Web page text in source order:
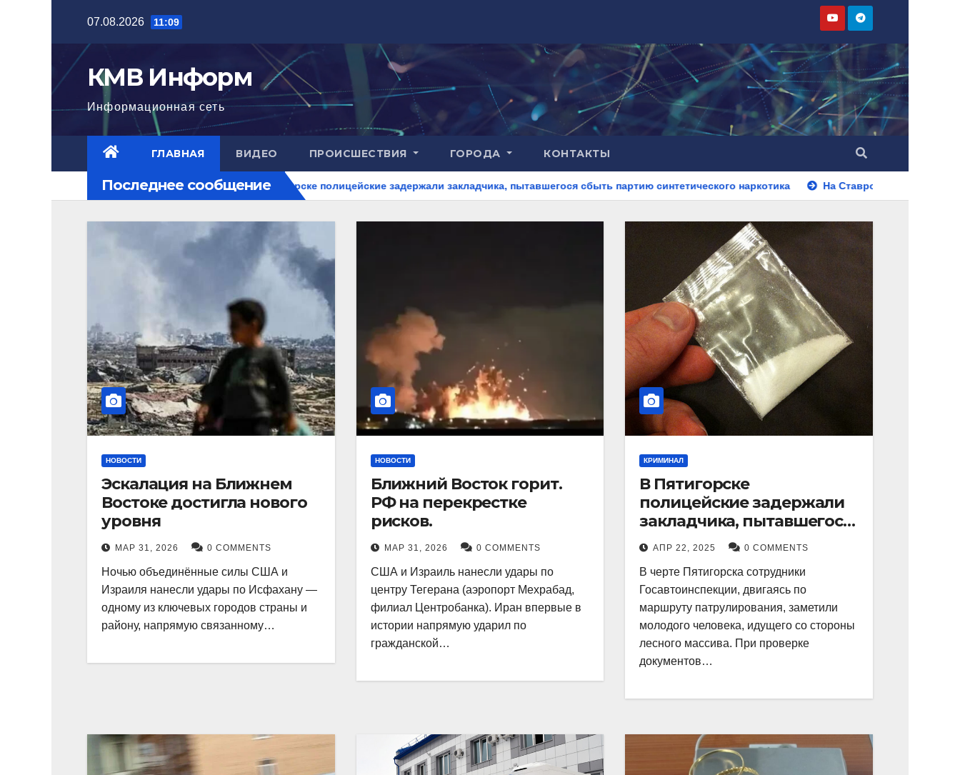
содержимому
07.08.2026 11:09
КМВ Информ
Информационная сеть
ГЛАВНАЯ ВИДЕО ПРОИСШЕСТВИЯ ГОРОДА КОНТАКТЫ
Последнее сообщение
перекрестке рисков. В Пятигорске полицейские задержали закладчика, пытавшегося сбыть партию синтетического наркотика На Ставрополье полицейские установили
НОВОСТИ
Эскалация на Ближнем
Востоке достигла нового
уровня
МАР 31, 2026 0 COMMENTS
Ночью объединённые силы США и
Израиля нанесли удары по Исфахану —
одному из ключевых городов страны и
району, напрямую связанному…
НОВОСТИ
Ближний Восток горит.
РФ на перекрестке
рисков.
МАР 31, 2026 0 COMMENTS
США и Израиль нанесли удары по
центру Тегерана (аэропорт Мехрабад,
филиал Центробанка). Иран впервые в
истории напрямую ударил по
гражданской…
КРИМИНАЛ
В Пятигорске
полицейские задержали
закладчика, пытавшегося
сбыть партию
синтетического
наркотика
АПР 22, 2025 0 COMMENTS
В черте Пятигорска сотрудники
Госавтоинспекции, двигаясь по
маршруту патрулирования, заметили
молодого человека, идущего со стороны
лесного массива. При проверке
документов…